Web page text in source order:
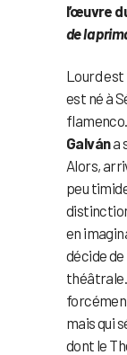
l’œuvre
de la
Lourd est
est né à
Galvána
Alors,
peu
en
décide
mais qui
dont le